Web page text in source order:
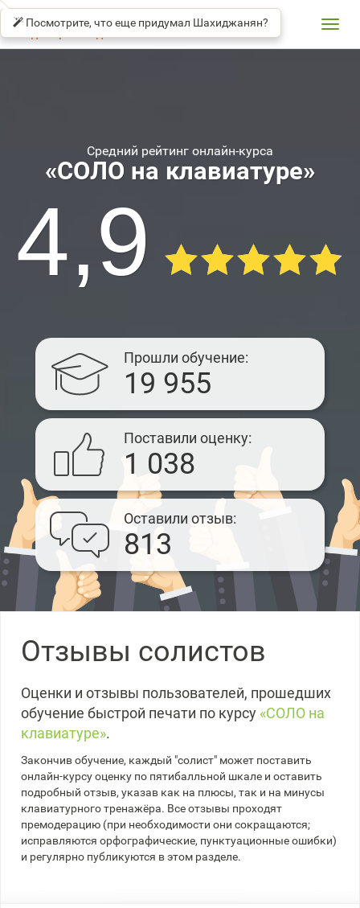
СОЛО КЛАВИАТУРЕ
Средний рейтинг онлайн-курса
«СОЛО на клавиатуре»
4,9
Прошли обучение
19 955
Поставили оценку
1 038
Оставили отзыв
813
Отзывы солистов
Оценки и отзывы пользователей, прошедших
обучение быстрой печати по курсу «СОЛО на
клавиатуре».
Закончив обучение, каждый "солист" может поставить
онлайн-курсу оценку по пятибалльной шкале и оставить
подробный отзыв, указав как на плюсы, так и на минусы
клавиатурного тренажёра. Все отзывы проходят
премодерацию (при необходимости они сокращаются;
исправляются орфографические, пунктуационные ошибки)
и регулярно публикуются в этом разделе.
Посмотрите, что еще придумал Шахиджанян?